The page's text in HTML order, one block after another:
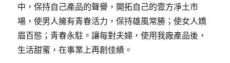
中，保持自己產品的聲譽，開拓自己的壹方凈土市
場，使男人擁有青春活力，保持雄風常勝；使女人嬌
眉百態；青春永駐。讓每對夫婦，使用我廠產品後，
生活甜蜜，在事業上再創佳績。